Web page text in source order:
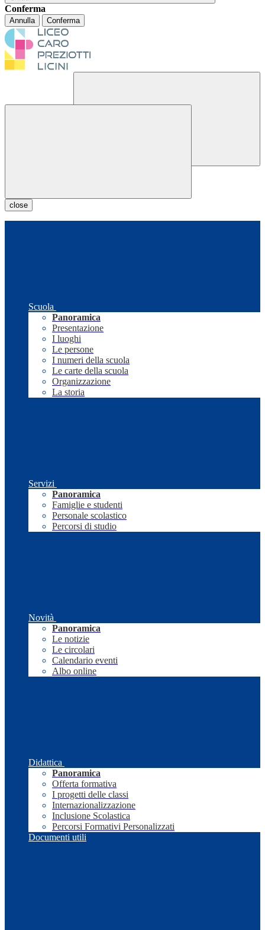
Conferma
Annulla Conferma
close
Scuola
Panoramica
Presentazione
I luoghi
Le persone
I numeri della scuola
Le carte della scuola
Organizzazione
La storia
Servizi
Panoramica
Famiglie e studenti
Personale scolastico
Percorsi di studio
Novità
Panoramica
Le notizie
Le circolari
Calendario eventi
Albo online
Didattica
Panoramica
Offerta formativa
I progetti delle classi
Internazionalizzazione
Inclusione Scolastica
Percorsi Formativi Personalizzati
Documenti utili